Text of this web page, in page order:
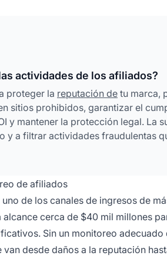
actividades de los afiliados?
proteger la reputación de tu marca,
sitios prohibidos, garantizar el
y mantener la protección legal. La
y a filtrar actividades fraudulentas
de afiliados
de los canales de ingresos de
cerca de $40 mil millones
Sin un monitoreo
desde daños a la reputación